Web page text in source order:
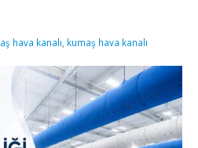
hava kanalı kumaş hava kanalı